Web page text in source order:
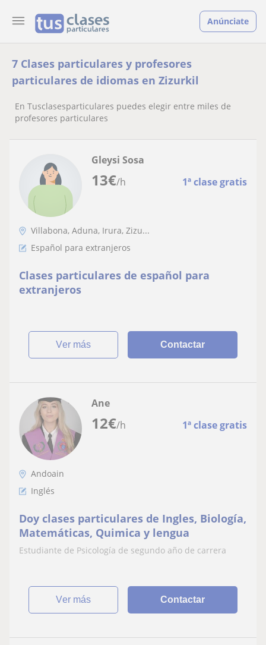
Anúnciate
7 Clases particulares y profesores
particulares de idiomas en Zizurkil
En Tusclasesparticulares puedes elegir entre miles de
profesores particulares
13€/h 1ª clase gratis
Gleysi Sosa
Villabona, Aduna, Irura, Zizu...
Español para extranjeros
Clases particulares de español para
extranjeros
ver más Contactar
12€/h 1ª clase gratis
Ane
Andoain
Inglés
Doy clases particulares de Ingles, Biología,
Matemáticas, Quimica y lengua
Estudiante de Psicología de segundo año de carrera
ver más Contactar